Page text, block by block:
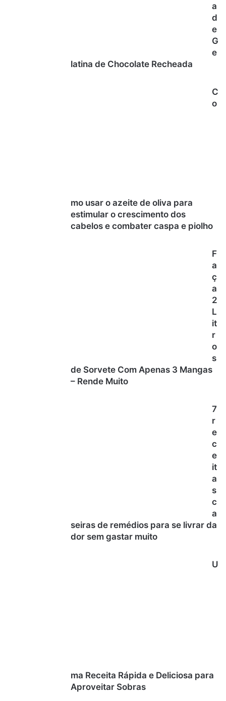
a
d
e
G
e
latina de Chocolate Recheada
C
o
mo usar o azeite de oliva para
estimular o crescimento dos
cabelos e combater caspa e piolho
F
a
ç
a
2
L
it
r
o
s
de Sorvete Com Apenas 3 Mangas
– Rende Muito
7
r
e
c
e
it
a
s
c
a
seiras de remédios para se livrar da
dor sem gastar muito
U
ma Receita Rápida e Deliciosa para
Aproveitar Sobras